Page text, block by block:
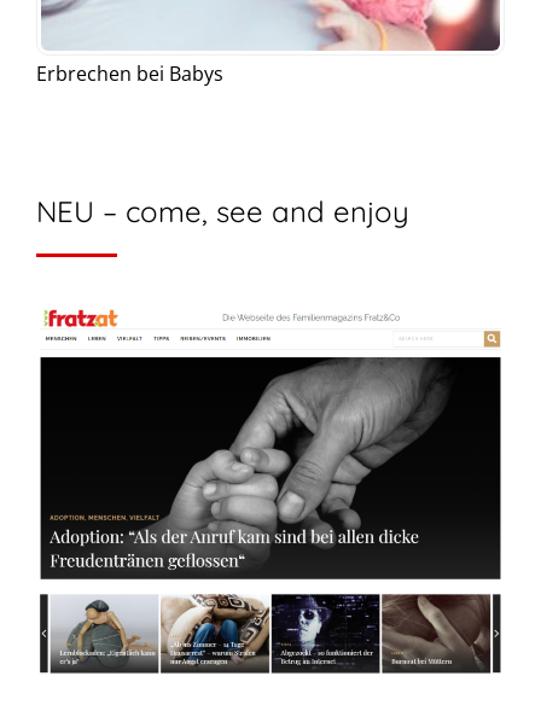
Erbrechen bei Babys
NEU – come, see and enjoy